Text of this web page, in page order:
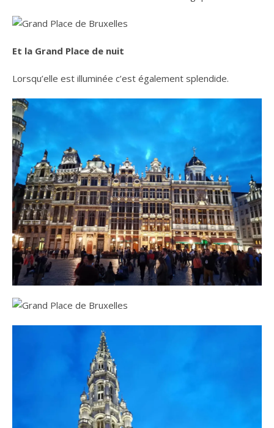
Et la Grand Place de nuit
Lorsqu’elle est illuminée c’est également splendide.